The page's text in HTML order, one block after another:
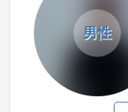
男性